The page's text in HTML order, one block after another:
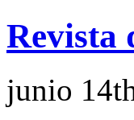
Revista
junio